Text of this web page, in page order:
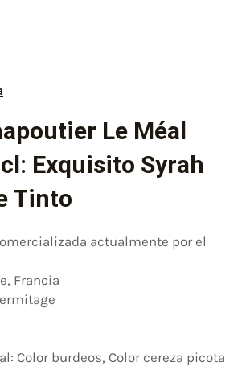
Le Méal
Exquisito Syrah
Tinto
actualmente por el
Francia
Color burdeos, Color cereza picota